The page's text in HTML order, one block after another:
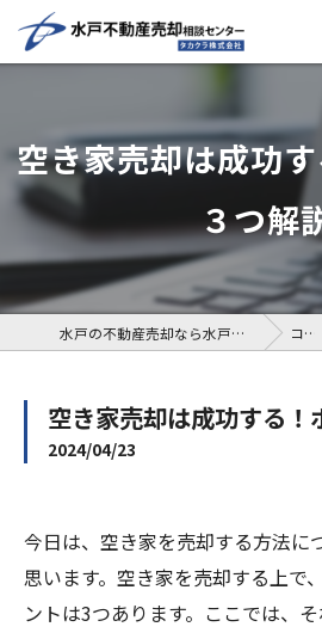
空き家売却は成功
３つ解
水戸の不動産売却なら水戸不動産売却相談センター コラム
空き家売却は成功する！
2024/04/23
今日は、空き家を売却する方法に
思います。空き家を売却する上で
ントは3つあります。ここでは、